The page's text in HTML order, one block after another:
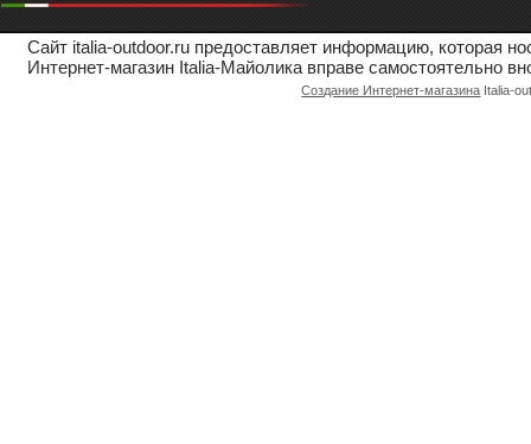
Сайт italia-outdoor.ru предоставляет информацию, которая
Интернет-магазин Italia-Майолика вправе самостоятельно
Создание Интернет-магазина Italia-